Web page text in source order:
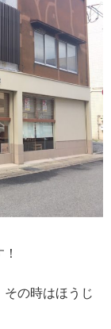
の時はほうじ